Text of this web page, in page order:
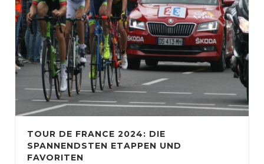
TOUR DE FRANCE 2024: DIE
SPANNENDSTEN ETAPPEN UND
FAVORITEN